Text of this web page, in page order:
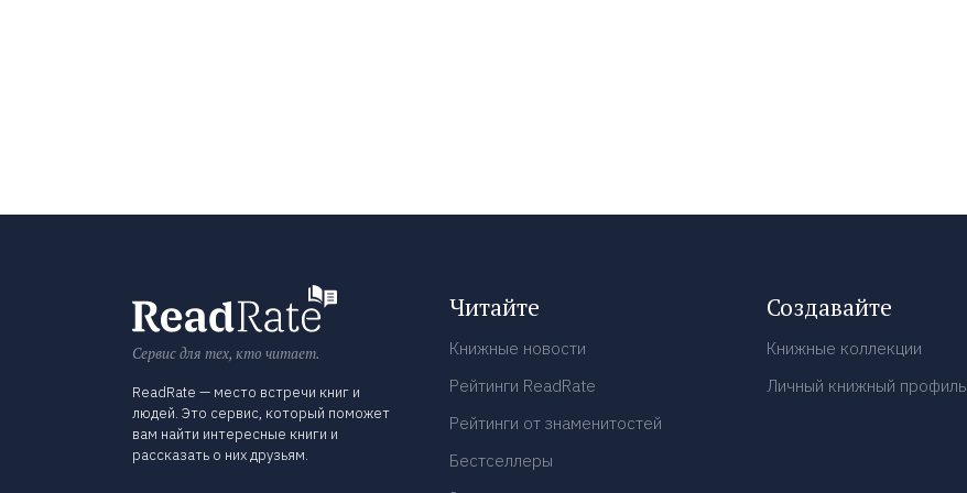
Сервис для тех, кто читает.
ReadRate — место встречи книг и
людей. Это сервис, который поможет
вам найти интересные книги и
рассказать о них друзьям.
Читайте
Книжные новости
Рейтинги ReadRate
Рейтинги от знаменитостей
Бестселлеры
Создавайте
Книжные коллекции
Личный книжный профиль